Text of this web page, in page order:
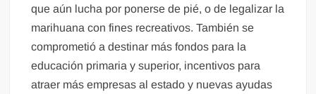
que aún lucha por ponerse de pié, o de legalizar la
marihuana con fines recreativos. También se
comprometió a destinar más fondos para la
educación primaria y superior, incentivos para
atraer más empresas al estado y nuevas ayudas